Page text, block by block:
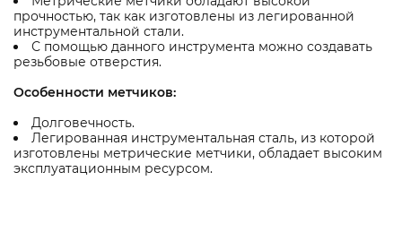
прочностью, так как изготовлены из легированной
инструментальной стали.
С помощью данного инструмента можно создавать
резьбовые отверстия.
Особенности метчиков:
Долговечность.
Легированная инструментальная сталь, из которой
изготовлены метрические метчики, обладает высоким
эксплуатационным ресурсом.